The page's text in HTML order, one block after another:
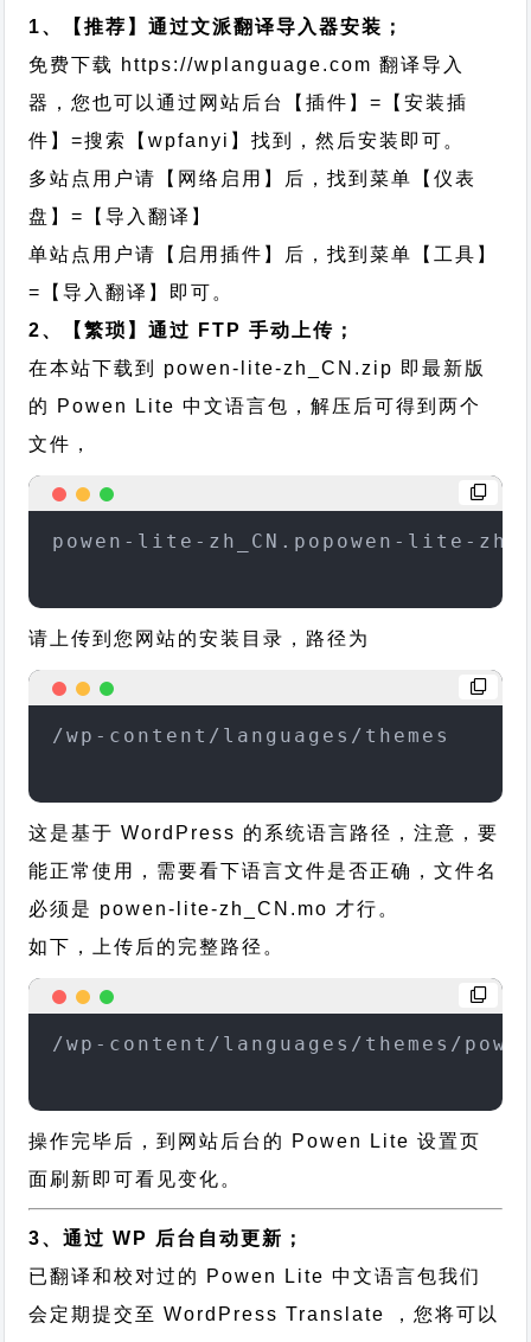
1、【推荐】通过文派翻译导入器安装；
免费下载 https://wplanguage.com 翻译导入
器，您也可以通过网站后台【插件】=【安装插
件】=搜索【wpfanyi】找到，然后安装即可。
多站点用户请【网络启用】后，找到菜单【仪表
盘】=【导入翻译】
单站点用户请【启用插件】后，找到菜单【工具】
=【导入翻译】即可。
2、【繁琐】通过 FTP 手动上传；
在本站下载到 powen-lite-zh_CN.zip 即最新版
的 Powen Lite 中文语言包，解压后可得到两个
文件，
powen-lite-zh_CN.popowen-lite-
请上传到您网站的安装目录，路径为
/wp-content/languages/themes
这是基于 WordPress 的系统语言路径，注意，要
能正常使用，需要看下语言文件是否正确，文件名
必须是 powen-lite-zh_CN.mo 才行。
如下，上传后的完整路径。
/wp-content/languages/themes/
操作完毕后，到网站后台的 Powen Lite 设置页
面刷新即可看见变化。
3、通过 WP 后台自动更新；
已翻译和校对过的 Powen Lite 中文语言包我们
会定期提交至 WordPress Translate ，您将可以